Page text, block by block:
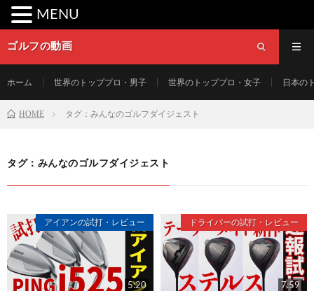
ゴルフの動画
ホーム 世界のトッププロ・男子 世界のトッププロ・女子 日本の
HOME タグ：みんなのゴルフダイジェスト
タグ：みんなのゴルフダイジェスト
アイアンの試打・レビュー
5:20
ドライバーの試打・レビュー
7:59
MENU